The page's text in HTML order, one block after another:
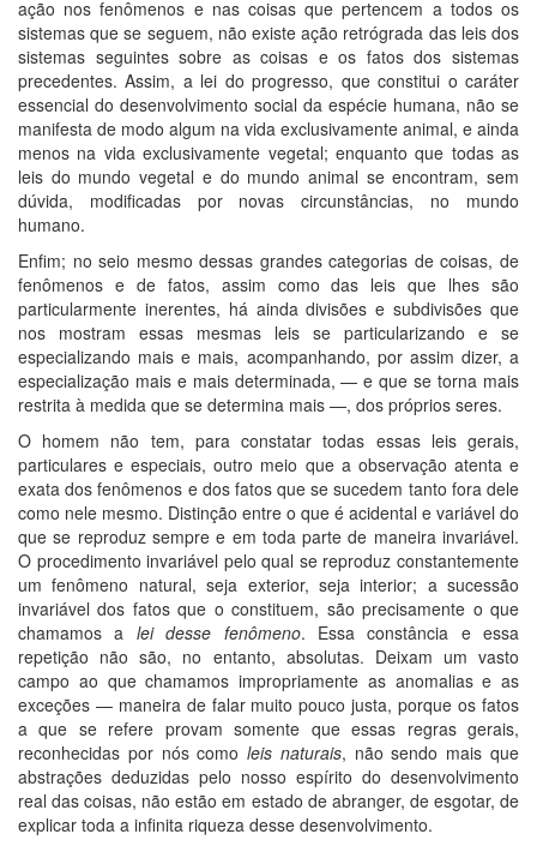
ação nos fenômenos e nas coisas que pertencem a todos os
sistemas que se seguem, não existe ação retrógrada das leis dos
sistemas seguintes sobre as coisas e os fatos dos sistemas
precedentes. Assim, a lei do progresso, que constitui o caráter
essencial do desenvolvimento social da espécie humana, não se
manifesta de modo algum na vida exclusivamente animal, e ainda
menos na vida exclusivamente vegetal; enquanto que todas as
leis do mundo vegetal e do mundo animal se encontram, sem
dúvida, modificadas por novas circunstâncias, no mundo
humano.
Enfim; no seio mesmo dessas grandes categorias de coisas, de
fenômenos e de fatos, assim como das leis que lhes são
particularmente inerentes, há ainda divisões e subdivisões que
nos mostram essas mesmas leis se particularizando e se
especializando mais e mais, acompanhando, por assim dizer, a
especialização mais e mais determinada, — e que se torna mais
restrita à medida que se determina mais —, dos próprios seres.
O homem não tem, para constatar todas essas leis gerais,
particulares e especiais, outro meio que a observação atenta e
exata dos fenômenos e dos fatos que se sucedem tanto fora dele
como nele mesmo. Distinção entre o que é acidental e variável do
que se reproduz sempre e em toda parte de maneira invariável.
O procedimento invariável pelo qual se reproduz constantemente
um fenômeno natural, seja exterior, seja interior; a sucessão
invariável dos fatos que o constituem, são precisamente o que
chamamos a lei desse fenômeno. Essa constância e essa
repetição não são, no entanto, absolutas. Deixam um vasto
campo ao que chamamos impropriamente as anomalias e as
exceções — maneira de falar muito pouco justa, porque os fatos
a que se refere provam somente que essas regras gerais,
reconhecidas por nós comoleis naturais, não sendo mais que
abstrações deduzidas pelo nosso espírito do desenvolvimento
real das coisas, não estão em estado de abranger, de esgotar, de
explicar toda a infinita riqueza desse desenvolvimento.